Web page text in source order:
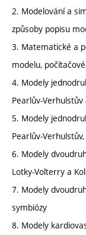
2. Modelování a
způsoby popisu
3. Matematické a
modelu,
4. Modely
Pearlův-
5. Modely
Pearlův-
6. Modely
Lotky-Volterry a
7. Modely
symbiózy
8. Modely